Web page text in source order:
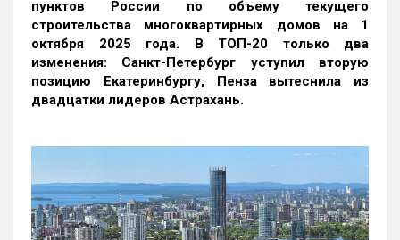
пунктов России по объему текущего
строительства многоквартирных домов на 1
октября 2025 года. В ТОП-20 только два
изменения: Санкт-Петербург уступил вторую
позицию Екатеринбургу, Пенза вытеснила из
двадцатки лидеров Астрахань.